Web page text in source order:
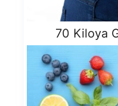
70 Kiloya